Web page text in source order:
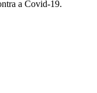
a Covid-19.